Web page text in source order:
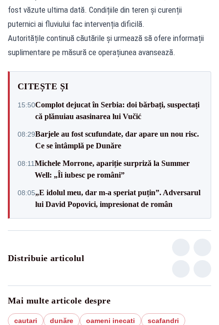
fost văzute ultima dată. Condițiile din teren și curenții
puternici ai fluviului fac intervenția dificilă.
Autoritățile continuă căutările și urmează să ofere informații
suplimentare pe măsură ce operațiunea avansează.
CITEȘTE ȘI
15:50Complot dejucat în Serbia: doi bărbați, suspectați
că plănuiau asasinarea lui Vučić
08:29Barjele au fost scufundate, dar apare un nou risc.
Ce se întâmplă pe Dunăre
08:11Michele Morrone, apariție surpriză la Summer
Well: „Îi iubesc pe români”
08:05„E idolul meu, dar m-a speriat puțin”. Adversarul
lui David Popovici, impresionat de român
Distribuie articolul
Mai multe articole despre
cautari dunăre oameni inecati scafandri